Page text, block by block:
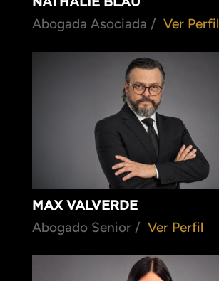
Abogada Asociada / Ver Perfil
MAX VALVERDE
Abogado Senior / Ver Perfil